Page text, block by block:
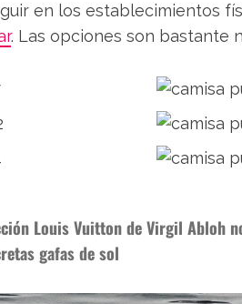
en los establecimientos
. Las opciones son bastante
Louis Vuitton de Virgil Abloh
gafas de sol